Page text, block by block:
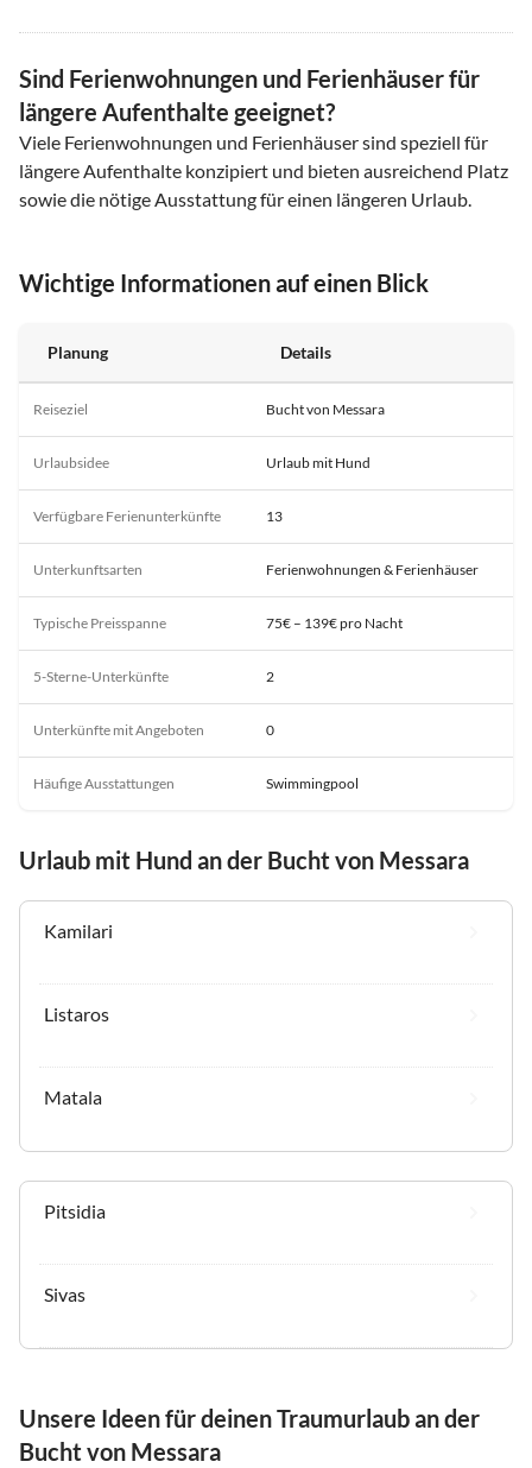
Sind Ferienwohnungen und Ferienhäuser für
längere Aufenthalte geeignet?
Viele Ferienwohnungen und Ferienhäuser sind speziell für
längere Aufenthalte konzipiert und bieten ausreichend Platz
sowie die nötige Ausstattung für einen längeren Urlaub.
Wichtige Informationen auf einen Blick
Planung Details
Reiseziel Bucht von Messara
Urlaubsidee Urlaub mit Hund
Verfügbare Ferienunterkünfte 13
Unterkunftsarten Ferienwohnungen & Ferienhäuser
Typische Preisspanne 75€ – 139€ pro Nacht
5-Sterne-Unterkünfte 2
Unterkünfte mit Angeboten 0
Häufige Ausstattungen Swimmingpool
Urlaub mit Hund an der Bucht von Messara
Kamilari
Listaros
Matala
Pitsidia
Sivas
Unsere Ideen für deinen Traumurlaub an der
Bucht von Messara